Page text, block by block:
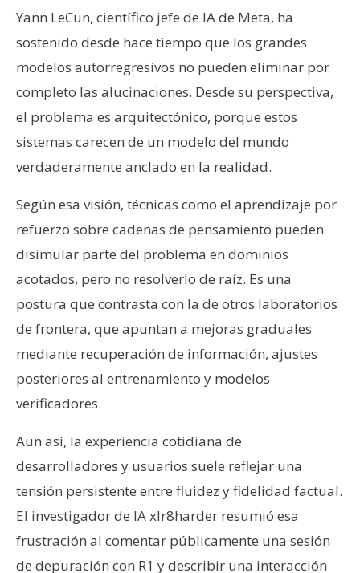
Yann LeCun, científico jefe de IA de Meta, ha
sostenido desde hace tiempo que los grandes
modelos autorregresivos no pueden eliminar por
completo las alucinaciones. Desde su perspectiva,
el problema es arquitectónico, porque estos
sistemas carecen de un modelo del mundo
verdaderamente anclado en la realidad.
Según esa visión, técnicas como el aprendizaje por
refuerzo sobre cadenas de pensamiento pueden
disimular parte del problema en dominios
acotados, pero no resolverlo de raíz. Es una
postura que contrasta con la de otros laboratorios
de frontera, que apuntan a mejoras graduales
mediante recuperación de información, ajustes
posteriores al entrenamiento y modelos
verificadores.
Aun así, la experiencia cotidiana de
desarrolladores y usuarios suele reflejar una
tensión persistente entre fluidez y fidelidad factual.
El investigador de IA xlr8harder resumió esa
frustración al comentar públicamente una sesión
de depuración con R1 y describir una interacción